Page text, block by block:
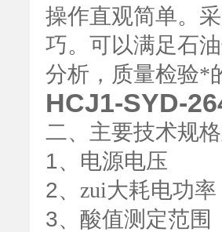
操作直观简单。
巧。可以满足石
分析，质量检验*
HCJ1-SYD-
二、主要技术规
1、电源电压
2、zui大耗电功
3、酸值测定